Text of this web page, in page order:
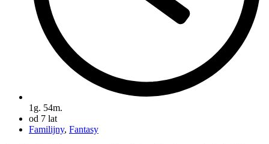
1g. 54m.
od 7 lat
Familijny, Fantasy